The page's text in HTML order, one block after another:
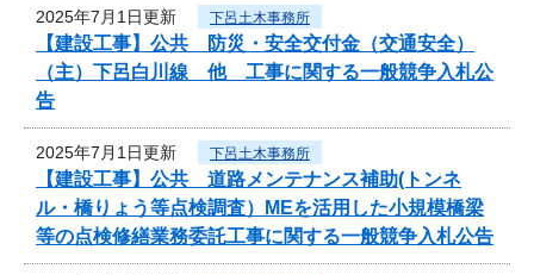
2025年7月1日更新 下呂土木事務所
【建設工事】公共 防災・安全交付金（交通安全）
（主）下呂白川線 他 工事に関する一般競争入札公
告
2025年7月1日更新 下呂土木事務所
【建設工事】公共 道路メンテナンス補助(トンネ
ル・橋りょう等点検調査）MEを活用した小規模橋梁
等の点検修繕業務委託工事に関する一般競争入札公告